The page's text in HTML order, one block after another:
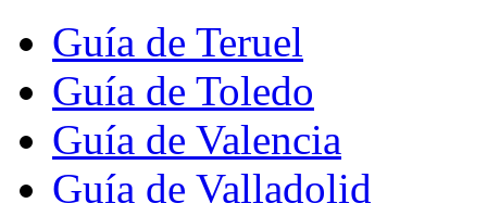
Guía de Teruel
Guía de Toledo
Guía de Valencia
Guía de Valladolid